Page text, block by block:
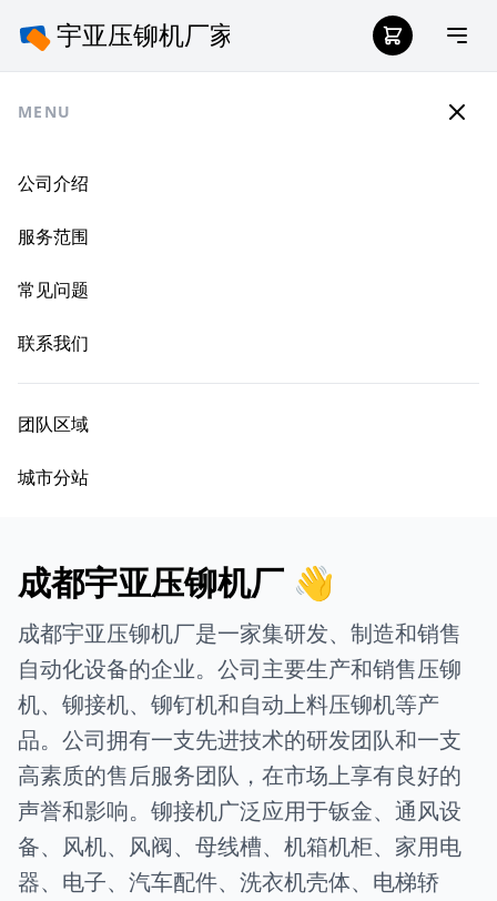
MENU
公司介绍
服务范围
常见问题
联系我们
团队区域
城市分站
成都宇亚压铆机厂 👋
成都宇亚压铆机厂是一家集研发、制造和销售
自动化设备的企业。公司主要生产和销售压铆
机、铆接机、铆钉机和自动上料压铆机等产
品。公司拥有一支先进技术的研发团队和一支
高素质的售后服务团队，在市场上享有良好的
声誉和影响。铆接机广泛应用于钣金、通风设
备、风机、风阀、母线槽、机箱机柜、家用电
器、电子、汽车配件、洗衣机壳体、电梯轿